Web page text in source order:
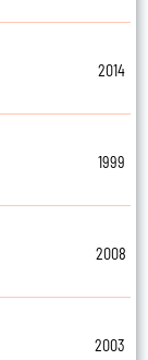
2014
1999
2008
2003